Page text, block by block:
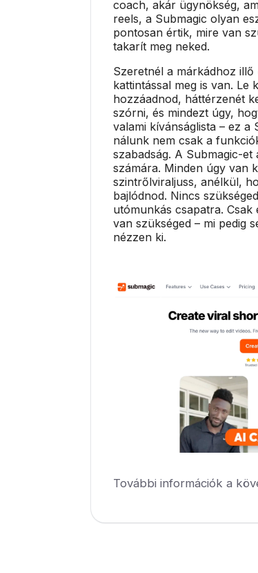
coach, akár ügynökség,
reels, a Submagic olyan
pontosan értik, mire van
takarít meg neked.
Szeretnél a márkádhoz
kattintással meg is van.
hozzáadnod, háttérzenét
szórni, és mindezt úgy,
valami kívánságlista – ez a
nálunk nem csak a
szabadság. A Submagic-
számára. Minden úgy van
szintrőlviraljuss, anélkül,
bajlódnod. Nincs
utómunkás csapatra.
van szükséged – mi pedig
nézzen ki.
További információk a